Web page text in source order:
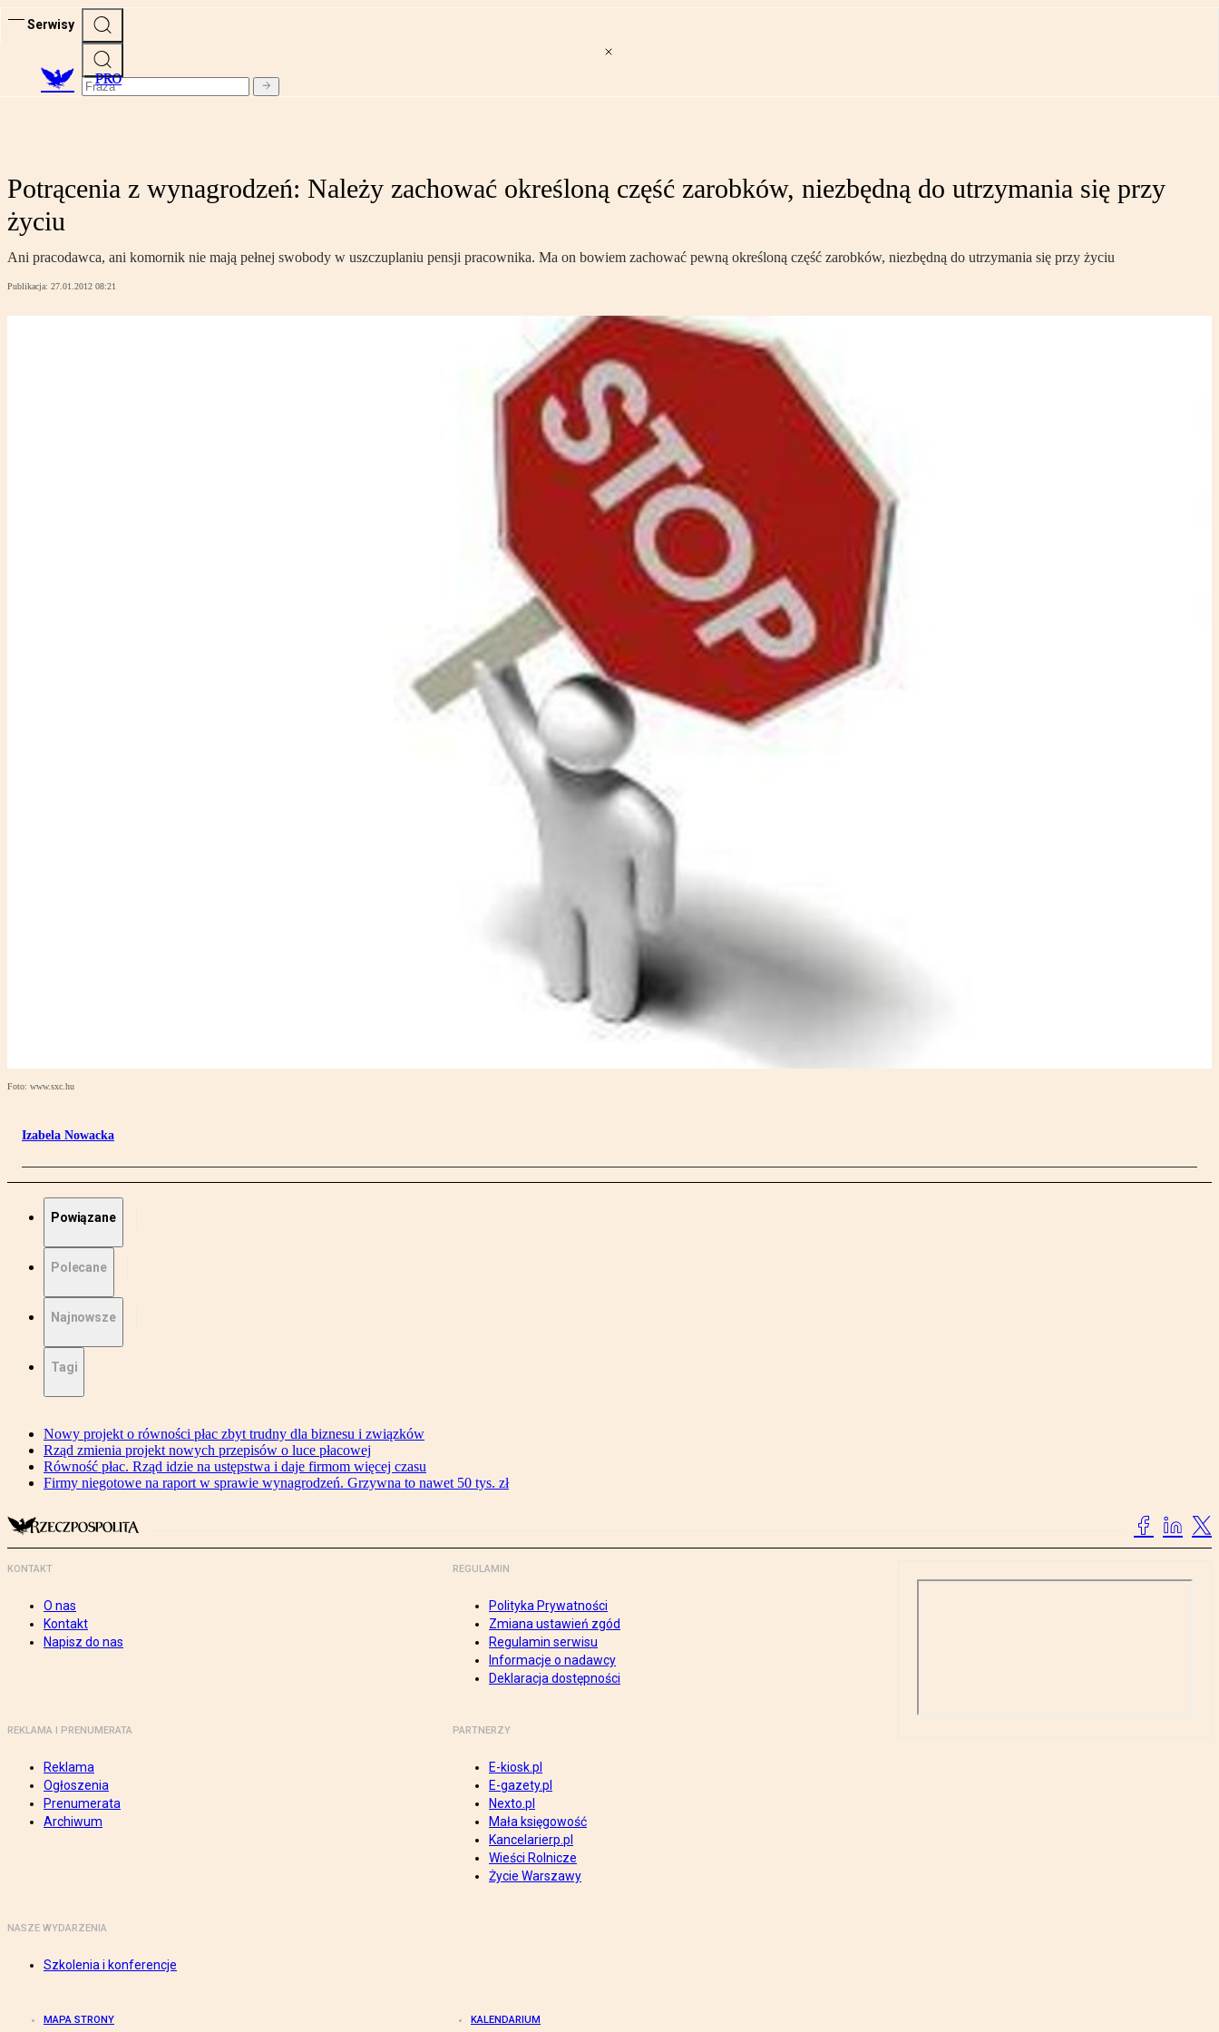
Serwisy
PRO
Potrącenia z wynagrodzeń: Należy zachować określoną część zarobków, niezbędną do utrzymania się przy
życiu
Ani pracodawca, ani komornik nie mają pełnej swobody w uszczuplaniu pensji pracownika. Ma on bowiem zachować pewną określoną część zarobków, niezbędną do utrzymania się przy życiu
Publikacja: 27.01.2012 08:21
Foto: www.sxc.hu
Izabela Nowacka
Powiązane
Polecane
Najnowsze
Tagi
Nowy projekt o równości płac zbyt trudny dla biznesu i związków
Rząd zmienia projekt nowych przepisów o luce płacowej
Równość płac. Rząd idzie na ustępstwa i daje firmom więcej czasu
Firmy niegotowe na raport w sprawie wynagrodzeń. Grzywna to nawet 50 tys. zł
KONTAKT
O nas
Kontakt
Napisz do nas
REGULAMIN
Polityka Prywatności
Zmiana ustawień zgód
Regulamin serwisu
Informacje o nadawcy
Deklaracja dostępności
REKLAMA I PRENUMERATA
Reklama
Ogłoszenia
Prenumerata
Archiwum
PARTNERZY
E-kiosk.pl
E-gazety.pl
Nexto.pl
Mała księgowość
Kancelarierp.pl
Wieści Rolnicze
Życie Warszawy
NASZE WYDARZENIA
Szkolenia i konferencje
MAPA STRONY KALENDARIUM